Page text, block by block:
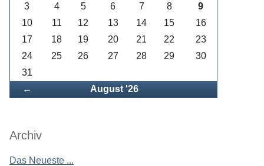
← August '26
3
4 5 6 7 8
9
10
11 12 13 14 15
16
17
18 19 20 21 22
23
24
25 26 27 28 29
30
31
Archiv
Das Neueste ...